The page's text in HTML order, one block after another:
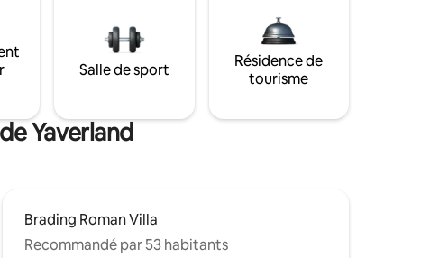
Salle de sport
Résidence de
tourisme
Yaverland
Brading Roman Villa
Recommandé par 53 habitants